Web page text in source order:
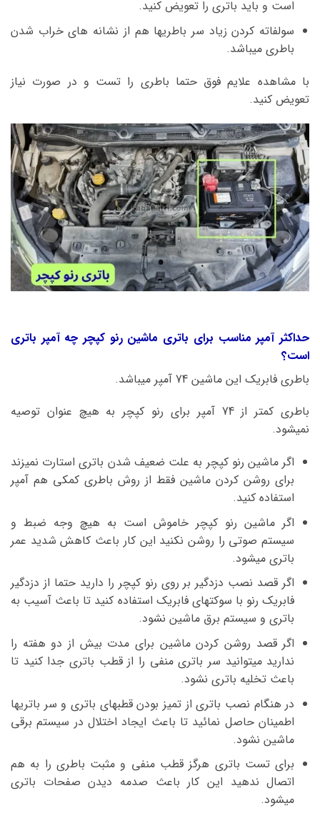
است و باید باتری را تعویض کنید.
سولفاته کردن زیاد سر باطریها هم از نشانه های خراب شدن
باطری میباشد.
با مشاهده علایم فوق حتما باطری را تست و در صورت نیاز
تعویض کنید.
حداکثر آمپر مناسب برای باتری ماشین رنو کپچر چه آمپر باتری
است؟
باطری فابریک این ماشین 74 آمپر میباشد.
باطری کمتر از 74 آمپر برای رنو کپچر به هیچ عنوان توصیه
نمیشود.
اگر ماشین رنو کپچر به علت ضعیف شدن باتری استارت نمیزند
برای روشن کردن ماشین فقط از روش باطری کمکی هم آمپر
استفاده کنید.
اگر ماشین رنو کپچر خاموش است به هیچ وجه ضبط و
سیستم صوتی را روشن نکنید این کار باعث کاهش شدید عمر
باتری میشود.
اگر قصد نصب دزدگیر بر روی رنو کپچر را دارید حتما از دزدگیر
فابریک رنو با سوکتهای فابریک استفاده کنید تا باعث آسیب به
باتری و سیستم برق ماشین نشود.
اگر قصد روشن کردن ماشین برای مدت بیش از دو هفته را
ندارید میتوانید سر باتری منفی را از قطب باتری جدا کنید تا
باعث تخلیه باتری نشود.
در هنگام نصب باتری از تمیز بودن قطبهای باتری و سر باتریها
اطمینان حاصل نمائید تا باعث ایجاد اختلال در سیستم برقی
ماشین نشود.
برای تست باتری هرگز قطب منفی و مثبت باطری را به هم
اتصال ندهید این کار باعث صدمه دیدن صفحات باتری
میشود.